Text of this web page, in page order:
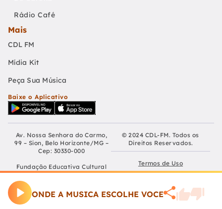
ONDE A MUSICA ESCOLHE VOCE
Rádio Café
Mais
CDL FM
Mídia Kit
Peça Sua Música
Baixe o Aplicativo
Av. Nossa Senhora do Carmo,
99 – Sion, Belo Horizonte/MG –
Cep: 30330-000
Fundação Educativa Cultural
Câmara De Dirigentes Lojistas
CNPJ: 04.210.060/0001-90
© 2024 CDL-FM. Todos os
Direitos Reservados.
Termos de Uso
Preferências de Cookies